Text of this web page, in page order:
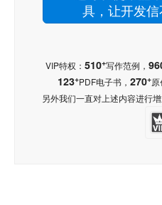
具，让开发
VIP特权： 510+写作范例，
123+PDF电子书， 270+原
另外我们一直对上述内容进行增